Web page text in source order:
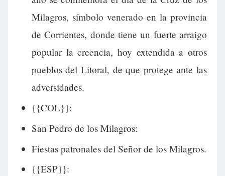
Milagros, símbolo venerado en la provincia
de Corrientes, donde tiene un fuerte arraigo
popular la creencia, hoy extendida a otros
pueblos del Litoral, de que protege ante las
adversidades.
{{COL}}:
San Pedro de los Milagros:
Fiestas patronales del Señor de los Milagros.
{{ESP}}: